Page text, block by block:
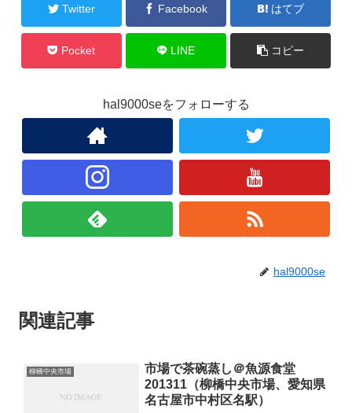
Twitter Facebook はてブ
Pocket LINE コピー
hal9000seをフォローする
hal9000se
関連記事
柳橋中央市場
市場で茶碗蒸し＠魚源食堂
201311（柳橋中央市場、愛知県
名古屋市中村区名駅）